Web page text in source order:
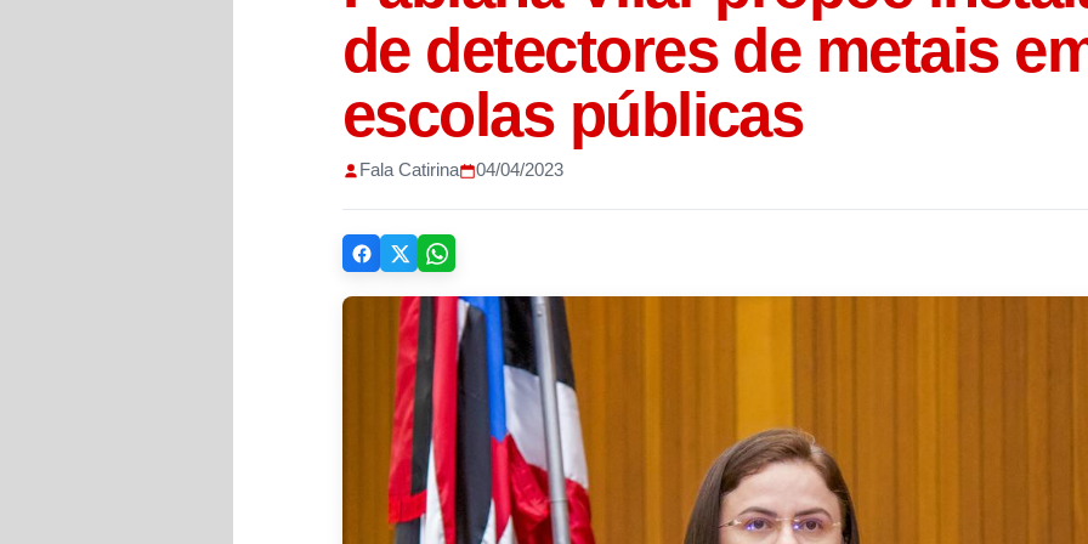
de detectores de metais
escolas públicas
Fala Catirina 04/04/2023